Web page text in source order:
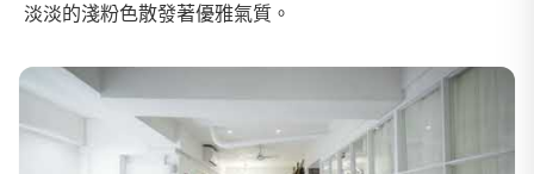
淡淡的淺粉色散發著優雅氣質。